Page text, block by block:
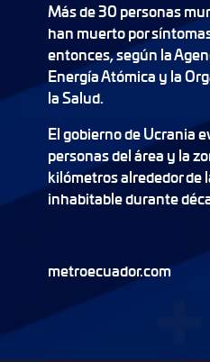
Más de 30 personas
han muerto por
entonces, según la
Energía Atómica y la
la Salud.
El gobierno de Ucrania
personas del área y la
kilómetros alrededor de
inhabitable durante
metroecuador.com